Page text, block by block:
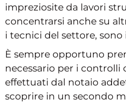
impreziosite da lavori
concentrarsi anche su
i tecnici del settore,
È sempre opportuno
necessario per i controlli
effettuati dal notaio
scoprire in un secondo